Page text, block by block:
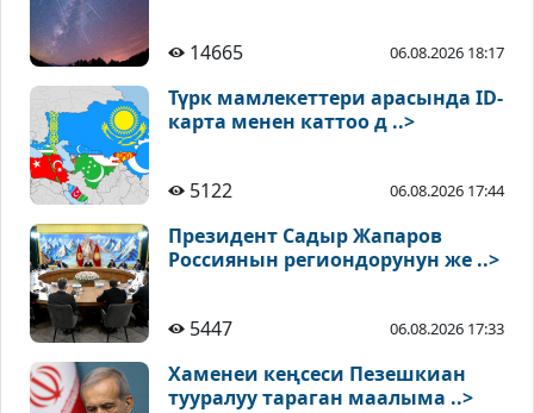
14665 06.08.2026 18:17
Түрк мамлекеттери арасында ID-
карта менен каттоо д ..>
5122 06.08.2026 17:44
Президент Садыр Жапаров
Россиянын региондорунун же ..>
5447 06.08.2026 17:33
Хаменеи кеңсеси Пезешкиан
тууралуу тараган маалыма ..>